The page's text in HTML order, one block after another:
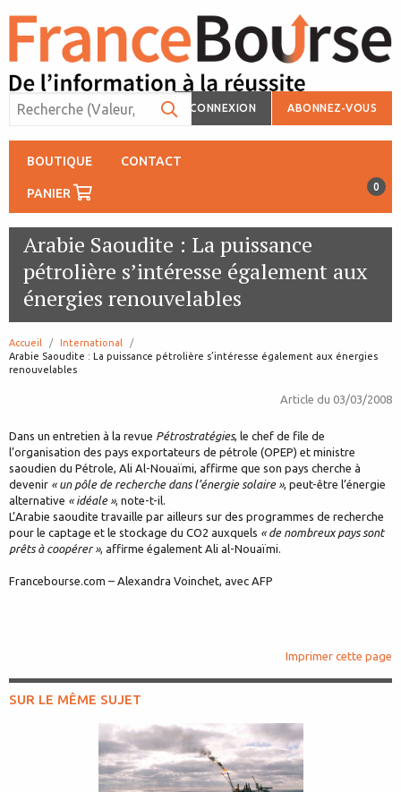
CONNEXION ABONNEZ-VOUS
BOUTIQUE CONTACT
PANIER 0
Arabie Saoudite : La puissance
pétrolière s’intéresse également aux
énergies renouvelables
Accueil
International
page:
Arabie Saoudite : La puissance pétrolière s’intéresse également aux énergies
renouvelables
Article du 03/03/2008
Dans un entretien à la revue Pétrostratégies, le chef de file de
l’organisation des pays exportateurs de pétrole (OPEP) et ministre
saoudien du Pétrole, Ali Al-Nouaïmi, affirme que son pays cherche à
devenir « un pôle de recherche dans l’énergie solaire », peut-être l’énergie
alternative « idéale », note-t-il.
L’Arabie saoudite travaille par ailleurs sur des programmes de recherche
pour le captage et le stockage du CO2 auxquels « de nombreux pays sont
prêts à coopérer », affirme également Ali al-Nouaïmi.
Francebourse.com – Alexandra Voinchet, avec AFP
Imprimer cette page
SUR LE MÊME SUJET